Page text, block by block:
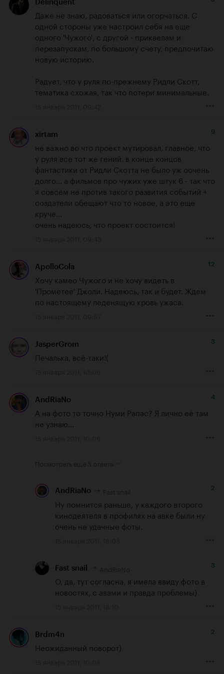
Delinquent
Даже не знаю, радоваться или огорчаться. С
одной стороны уже настроил себя на еще
одного 'Чужого', с другой - приквелам и
перезапускам, по большому счету, предпочитаю
новую историю.
Радует, что у руля по-прежнему Ридли Скотт,
тематика схожая, так что потери минимальные.
xirtam 9
не важно во что проект мутировал, главное, что
у руля все тот же гений. в конце концов
фантастики от Ридли Скотта не было уж оочень
долго... а фильмов про чужих уже штук 6 - так что
я совсем не против такого развития событий +
создатели обещают что то новое, а это еще
круче...
очень надеюсь, что проект состоится!
ApolloCola 12
Хочу камео Чужого и не хочу видеть в
'Прометее' Джоли. Надеюсь, так и будет. Ждем
по настоящему леденящую кровь ужаса.
JasperGrom 3
Печалька, всё-таки!(
AndRiaNo 4
А на фото то точно Нуми Рапас? Я лично её там
не узнаю...
AndRiaNo 2
Ну помнится раньше, у каждого второго
кинодеятеля в профилях на авке были ну
очень не удачные фоты.
Fast snail 3
О, да, тут согласна, я имела ввиду фото в
новостях, с авами и правда проблемы)
Brdm4n 2
Неожиданный поворот)